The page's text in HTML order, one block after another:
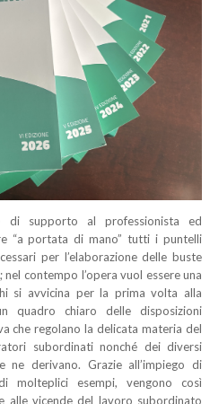
di supporto al professionista ed
“a portata di mano” tutti i puntelli
per l’elaborazione delle buste
contempo l’opera vuol essere una
si avvicina per la prima volta alla
quadro chiaro delle disposizioni
che regolano la delicata materia del
subordinati nonché dei diversi
ne derivano. Grazie all’impiego di
molteplici esempi, vengono così
alle vicende del lavoro subordinato